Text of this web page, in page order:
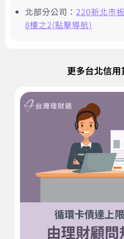
北部分公司： 220新北市
8樓之2(點擊導航)
更多台北信用